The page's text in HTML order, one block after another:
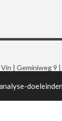
| Geminiweg 9
du Vin